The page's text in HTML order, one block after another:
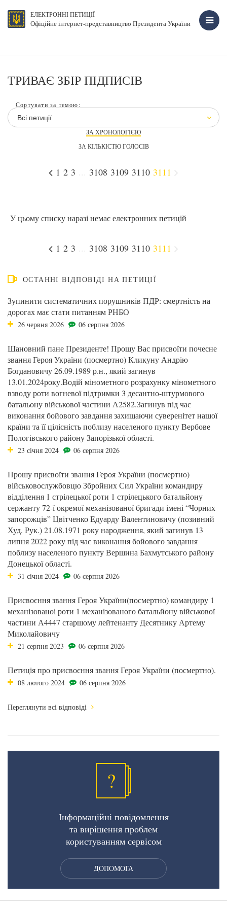
ЕЛЕКТРОННІ ПЕТИЦІЇ
Офіційне інтернет-представництво Президента України
ТРИВАЄ ЗБІР ПІДПИСІВ
Сортувати за темою:
Всі петиції
ЗА ХРОНОЛОГІЄЮ
ЗА КІЛЬКІСТЮ ГОЛОСІВ
1 2 3 3108 3109 3110 3111
У цьому списку наразі немає електронних петицій
1 2 3 3108 3109 3110 3111
ОСТАННІ ВІДПОВІДІ НА ПЕТИЦІЇ
Зупинити систематичних порушників ПДР: смертність на
дорогах має стати питанням РНБО
26 червня 2026 06 серпня 2026
Шановний пане Президенте! Прошу Вас присвоїти почесне
звання Героя України (посмертно) Кликуну Андрію
Богдановичу 26.09.1989 р.н., який загинув
13.01.2024року.Водій мінометного розрахунку мінометного
взводу роти вогневої підтримки 3 десантно-штурмового
батальону військової частини А2582.Загинув під час
виконання бойового завдання захищаючи суверенітет нашої
країни та її цілісність поблизу населеного пункту Вербове
Пологівського району Запорізької області.
23 січня 2024 06 серпня 2026
Прошу присвоїти звання Героя України (посмертно)
військовослужбовцю Збройних Сил України командиру
відділення 1 стрілецької роти 1 стрілецького батальйону
сержанту 72-ї окремої механізованої бригади імені “Чорних
запорожців” Цвітченко Едуарду Валентиновичу (позивний
Худ. Рук.) 21.08.1971 року народження, який загинув 13
липня 2022 року під час виконання бойового завдання
поблизу населеного пункту Вершина Бахмутського району
Донецької області.
31 січня 2024 06 серпня 2026
Присвоєння звання Героя України(посмертно) командиру 1
механізованоі роти 1 механізованого батальйону військової
частини А4447 старшому лейтенанту Десятнику Артему
Миколайовичу
21 серпня 2023 06 серпня 2026
Петиція про присвоєння звання Героя України (посмертно).
08 лютого 2024 06 серпня 2026
Переглянути всі відповіді
?
Інформаційні повідомлення
та вирішення проблем
користуванням сервісом
ДОПОМОГА